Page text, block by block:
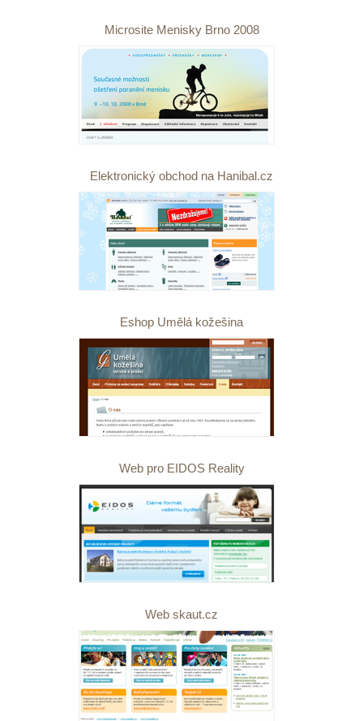
Microsite Menisky Brno 2008
Elektronický obchod na Hanibal.cz
Eshop Umělá kožešina
Web pro EIDOS Reality
Web skaut.cz